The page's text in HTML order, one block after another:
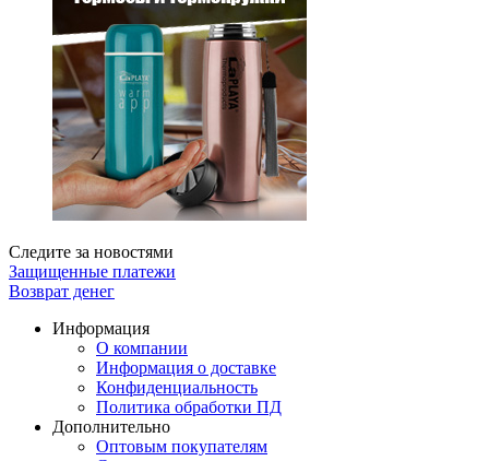
Следите за новостями
Защищенные платежи
Возврат денег
Информация
О компании
Информация о доставке
Конфиденциальность
Политика обработки ПД
Дополнительно
Оптовым покупателям